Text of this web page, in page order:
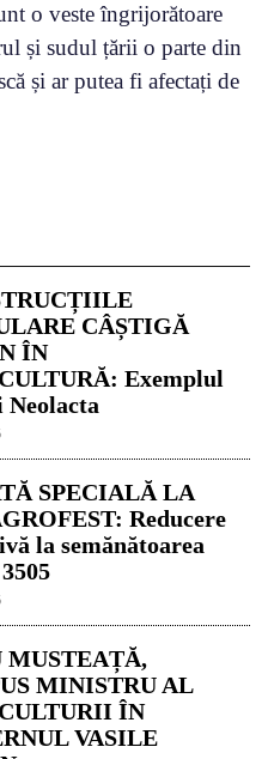
o veste îngrijorătoare
și sudul țării o parte din
și ar putea fi afectați de
CÂȘTIGĂ
ÎN
Exemplul
Neolacta
SPECIALĂ LA
Reducere
la semănătoarea
MUSTEAȚĂ,
MINISTRU AL
ÎN
VASILE